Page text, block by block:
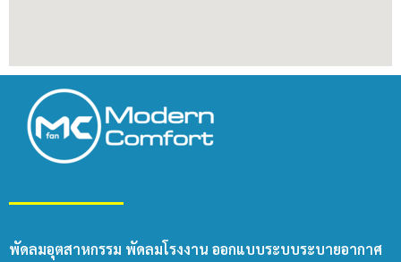
พัดลมอุตสาหกรรม พัดลมโรงงาน ออกแบบระบบระบายอากาศ